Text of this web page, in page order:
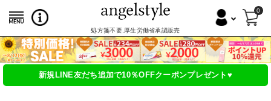
処方箋不要,厚生労働省承認販売
0
新規LINE友だち追加で10％OFFクーポンプレゼント♥